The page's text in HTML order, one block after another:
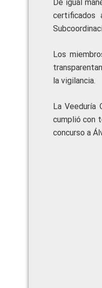
De igual
certificados
Los
la vigilancia.
La Veeduría
cumplió con
concurso a